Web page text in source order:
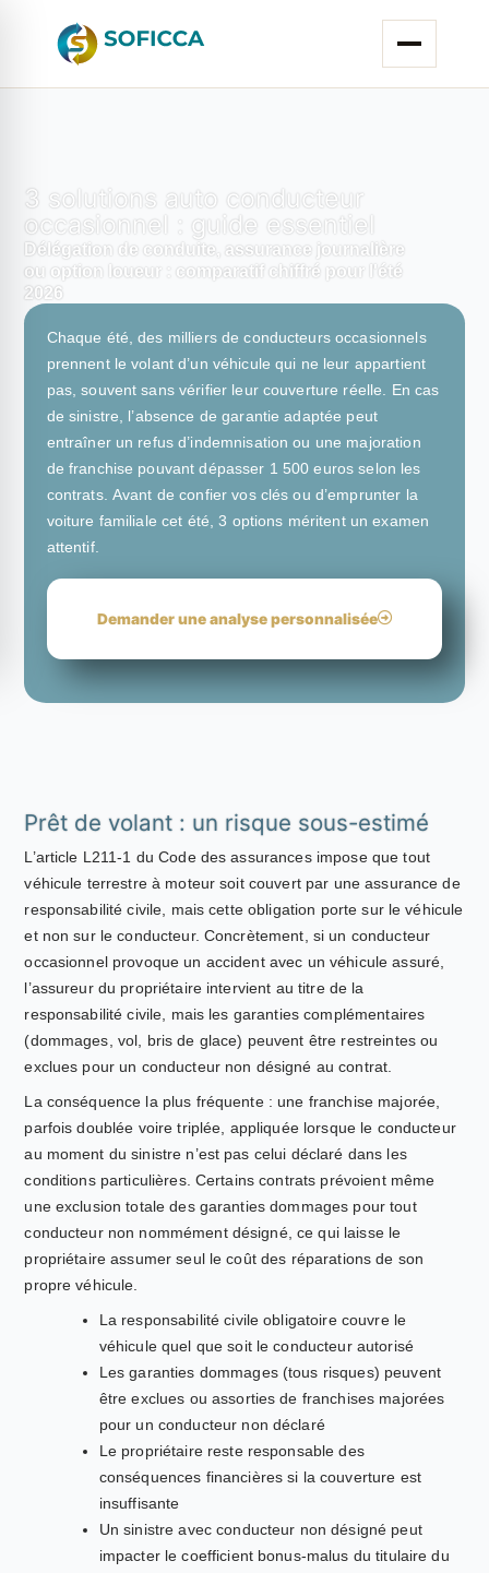
3 solutions auto conducteur
occasionnel : guide essentiel
Délégation de conduite, assurance journalière
ou option loueur : comparatif chiffré pour l'été
2026
Chaque été, des milliers de conducteurs occasionnels
prennent le volant d’un véhicule qui ne leur appartient
pas, souvent sans vérifier leur couverture réelle. En cas
de sinistre, l’absence de garantie adaptée peut
entraîner un refus d’indemnisation ou une majoration
de franchise pouvant dépasser 1 500 euros selon les
contrats. Avant de confier vos clés ou d’emprunter la
voiture familiale cet été, 3 options méritent un examen
attentif.
Demander une analyse personnalisée
Prêt de volant : un risque sous-estimé
L’article L211-1 du Code des assurances impose que tout
véhicule terrestre à moteur soit couvert par une assurance de
responsabilité civile, mais cette obligation porte sur le véhicule
et non sur le conducteur. Concrètement, si un conducteur
occasionnel provoque un accident avec un véhicule assuré,
l’assureur du propriétaire intervient au titre de la
responsabilité civile, mais les garanties complémentaires
(dommages, vol, bris de glace) peuvent être restreintes ou
exclues pour un conducteur non désigné au contrat.
La conséquence la plus fréquente : une franchise majorée,
parfois doublée voire triplée, appliquée lorsque le conducteur
au moment du sinistre n’est pas celui déclaré dans les
conditions particulières. Certains contrats prévoient même
une exclusion totale des garanties dommages pour tout
conducteur non nommément désigné, ce qui laisse le
propriétaire assumer seul le coût des réparations de son
propre véhicule.
La responsabilité civile obligatoire couvre le
véhicule quel que soit le conducteur autorisé
Les garanties dommages (tous risques) peuvent
être exclues ou assorties de franchises majorées
pour un conducteur non déclaré
Le propriétaire reste responsable des
conséquences financières si la couverture est
insuffisante
Un sinistre avec conducteur non désigné peut
impacter le coefficient bonus-malus du titulaire du